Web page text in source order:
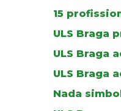
15
ULS Braga
ULS Braga
ULS Braga
Nada